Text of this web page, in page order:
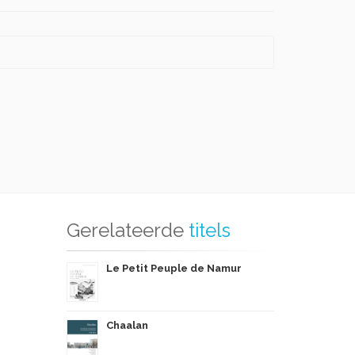
Gerelateerde titels
Le Petit Peuple de Namur
Chaalan